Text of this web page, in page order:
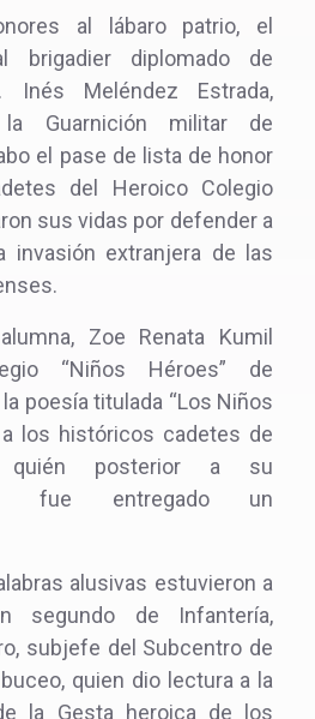
al lábaro patrio, el
brigadier diplomado de
Inés Meléndez Estrada,
Guarnición militar de
el pase de lista de honor
del Heroico Colegio
sus vidas por defender a
invasión extranjera de las
Zoe Renata Kumil
“Niños Héroes” de
poesía titulada “Los Niños
los históricos cadetes de
quién posterior a su
fue entregado un
alusivas estuvieron a
segundo de Infantería,
subjefe del Subcentro de
quien dio lectura a la
la Gesta heroica de los